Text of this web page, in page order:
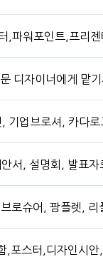
,파워포인트,프리
디자이너에게 맡
기업브로셔, 카다
서, 설명회, 발표자
로슈어, 팜플렛, 리
,포스터,디자인시안